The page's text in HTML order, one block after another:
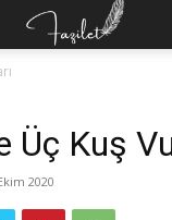
Üç Kuş
2020